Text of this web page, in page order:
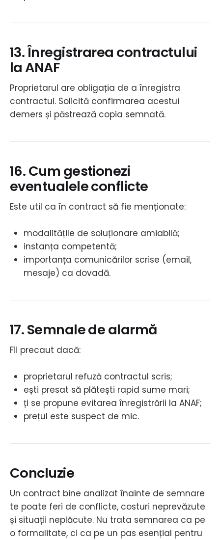
13. Înregistrarea contractului
la ANAF
Proprietarul are obligația de a înregistra
contractul. Solicită confirmarea acestui
demers și păstrează copia semnată.
16. Cum gestionezi
eventualele conflicte
Este util ca în contract să fie menționate:
modalitățile de soluționare amiabilă;
instanța competentă;
importanța comunicărilor scrise (email,
mesaje) ca dovadă.
17. Semnale de alarmă
Fii precaut dacă:
proprietarul refuză contractul scris;
ești presat să plătești rapid sume mari;
ți se propune evitarea înregistrării la ANAF;
prețul este suspect de mic.
Concluzie
Un contract bine analizat înainte de semnare
te poate feri de conflicte, costuri neprevăzute
și situații neplăcute. Nu trata semnarea ca pe
o formalitate, ci ca pe un pas esențial pentru